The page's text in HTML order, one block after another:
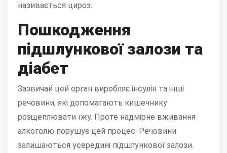
називається цироз.
Пошкодження
підшлункової залози та
діабет
Зазвичай цей орган виробляє інсулін та інші
речовини, які допомагають кишечнику
розщеплювати їжу. Проте надмірне вживання
алкоголю порушує цей процес. Речовини
залишаються усередині підшлункової залози.